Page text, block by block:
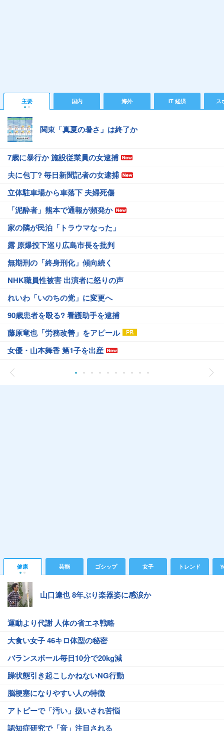
主要 国内 海外 IT 経済 ス
関東「真夏の暑さ」は終了か
7歳に暴行か 施設従業員の女逮捕
夫に包丁? 毎日新聞記者の女逮捕
立体駐車場から車落下 夫婦死傷
「泥酔者」熊本で通報が頻発か
家の隣が民泊「トラウマなった」
露 原爆投下巡り広島市長を批判
無期刑の「終身刑化」傾向続く
NHK職員性被害 出演者に怒りの声
れいわ「いのちの党」に変更へ
90歳患者を殴る? 看護助手を逮捕
藤原竜也「労務改善」をアピール
女優・山本舞香 第1子を出産
健康 芸能 ゴシップ 女子 トレンド
山口達也 8年ぶり楽器姿に感涙か
運動より代謝 人体の省エネ戦略
大食い女子 46キロ体型の秘密
バランスボール毎日10分で20kg減
躁状態引き起こしかねないNG行動
脳梗塞になりやすい人の特徴
アトピーで「汚い」扱いされ苦悩
認知症研究で「音」注目される